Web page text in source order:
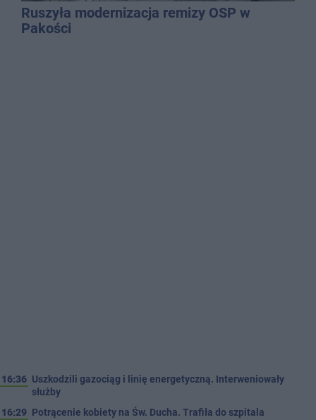
Ruszyła modernizacja remizy OSP w
Pakości
16:36 Uszkodzili gazociąg i linię energetyczną. Interweniowały
służby
16:29 Potrącenie kobiety na Św. Ducha. Trafiła do szpitala